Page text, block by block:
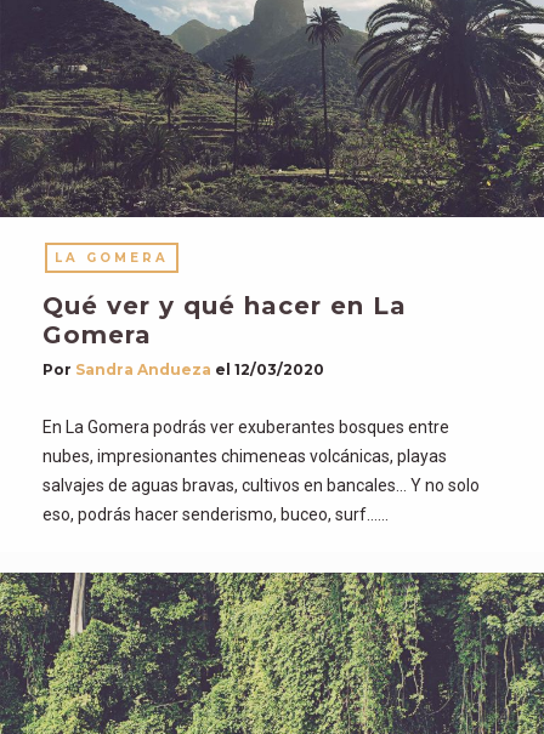
LA GOMERA
Qué ver y qué hacer en La
Gomera
Por Sandra Andueza el 12/03/2020
En La Gomera podrás ver exuberantes bosques entre
nubes, impresionantes chimeneas volcánicas, playas
salvajes de aguas bravas, cultivos en bancales… Y no solo
eso, podrás hacer senderismo, buceo, surf……